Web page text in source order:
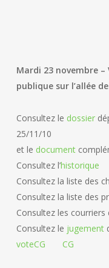
Mardi 23 novembre –
publique sur l’allée
Consultez le dossier
25/11/10
et le document
Consultez l’historique
Consultez la liste des
Consultez la liste des
Consultez les courriers
Consultez le jugement
voteCG CG